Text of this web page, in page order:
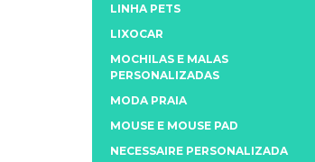
LINHA PETS
LIXOCAR
MOCHILAS E MALAS
PERSONALIZADAS
MODA PRAIA
MOUSE E MOUSE PAD
NECESSAIRE PERSONALIZADA